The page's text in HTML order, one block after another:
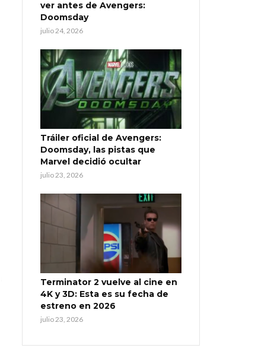
ver antes de Avengers:
Doomsday
julio 24, 2026
Tráiler oficial de Avengers:
Doomsday, las pistas que
Marvel decidió ocultar
julio 23, 2026
Terminator 2 vuelve al cine en
4K y 3D: Esta es su fecha de
estreno en 2026
julio 23, 2026